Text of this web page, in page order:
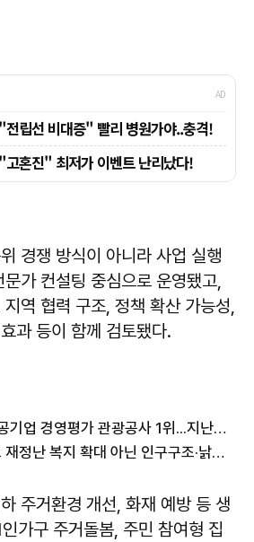
경쟁 방식이 아니라 사업 실행
가 컨설팅 중심으로 운영됐고,
역 협력 구조, 정책 확산 가능성,
과 등이 함께 검토됐다.
경기관광공사, 지방공기업 경영평가 관광공사 1위...지난해 5위서 4계단 상승
추미애 지사 "경기도 재정난 복지 확대 아닌 인구구조·낡은 세수체계 문제"
주거환경 개선, 화재 예방 등 생
가구 주거돌봄, 주민 참여형 집